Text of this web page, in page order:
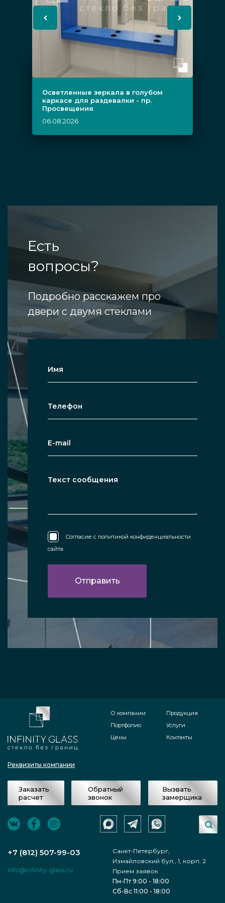
Узнайте, сколько стоит межкомнатная дверь
с одной или двумя вставками из стекла,
обратившись к нашим специалистам. Они
подскажут оптимальные решения и помогут
вас порадует. В наличии много готовых
вариантов из триплекса и закаленного
Осветленные зеркала в голубом
каркасе для раздевалки - пр.
Просвещения
06.08.2026
Есть
вопросы?
Подробно расскажем про
двери с двумя стеклами
Согласие с политикой конфиденциальности
сайта
Реквизиты компании
О компании
Портфолио
Цены
Продукция
Услуги
Контакты
Заказать
расчет
Обратный
звонок
Вызвать
замерщика
+7 (812) 507-99-03
Санкт-Петербург,
Измайловский бул., 1, корп. 2
info@infinity-glass.ru
Прием заявок
Пн-Пт 9:00 - 18:00
Сб-Вс 11:00 - 18:00